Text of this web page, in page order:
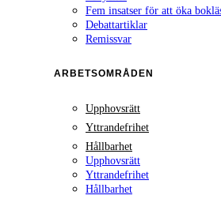
Fem insatser för att öka
Debattartiklar
Remissvar
ARBETSOMRÅDEN
Upphovsrätt
Yttrandefrihet
Hållbarhet
Upphovsrätt
Yttrandefrihet
Hållbarhet